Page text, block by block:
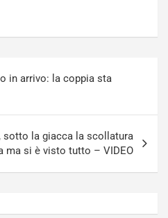
in arrivo: la coppia sta
sotto la giacca la scollatura
ma si è visto tutto – VIDEO